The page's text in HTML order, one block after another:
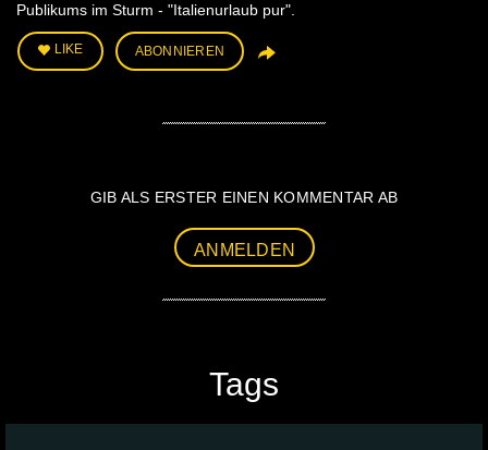
Publikums im Sturm - "Italienurlaub pur".
LIKE ABONNIEREN
GIB ALS ERSTER EINEN KOMMENTAR AB
ANMELDEN
Tags